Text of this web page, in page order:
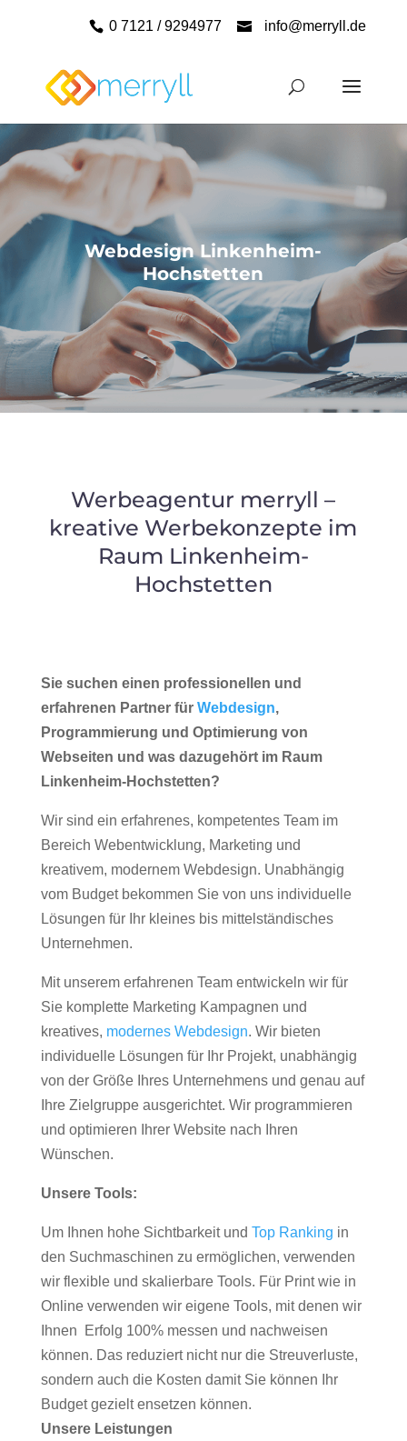
0 7121 / 9294977 info@merryll.de
Webdesign Linkenheim-
Hochstetten
Werbeagentur merryll –
kreative Werbekonzepte im
Raum Linkenheim-
Hochstetten
Sie suchen einen professionellen und
erfahrenen Partner für Webdesign,
Programmierung und Optimierung von
Webseiten und was dazugehört im Raum
Linkenheim-Hochstetten?
Wir sind ein erfahrenes, kompetentes Team im
Bereich Webentwicklung, Marketing und
kreativem, modernem Webdesign. Unabhängig
vom Budget bekommen Sie von uns individuelle
Lösungen für Ihr kleines bis mittelständisches
Unternehmen.
Mit unserem erfahrenen Team entwickeln wir für
Sie komplette Marketing Kampagnen und
kreatives, modernes Webdesign. Wir bieten
individuelle Lösungen für Ihr Projekt, unabhängig
von der Größe Ihres Unternehmens und genau auf
Ihre Zielgruppe ausgerichtet. Wir programmieren
und optimieren Ihrer Website nach Ihren
Wünschen.
Unsere Tools:
Um Ihnen hohe Sichtbarkeit und Top Ranking in
den Suchmaschinen zu ermöglichen, verwenden
wir flexible und skalierbare Tools. Für Print wie in
Online verwenden wir eigene Tools, mit denen wir
Ihnen Erfolg 100% messen und nachweisen
können. Das reduziert nicht nur die Streuverluste,
sondern auch die Kosten damit Sie können Ihr
Budget gezielt ensetzen können.
Unsere Leistungen